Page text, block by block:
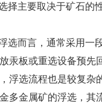
择主要取决于矿石的
选而言，通常采用一
汞板或重选设备预先
浮选流程也是较复杂
多金属矿的浮选，其